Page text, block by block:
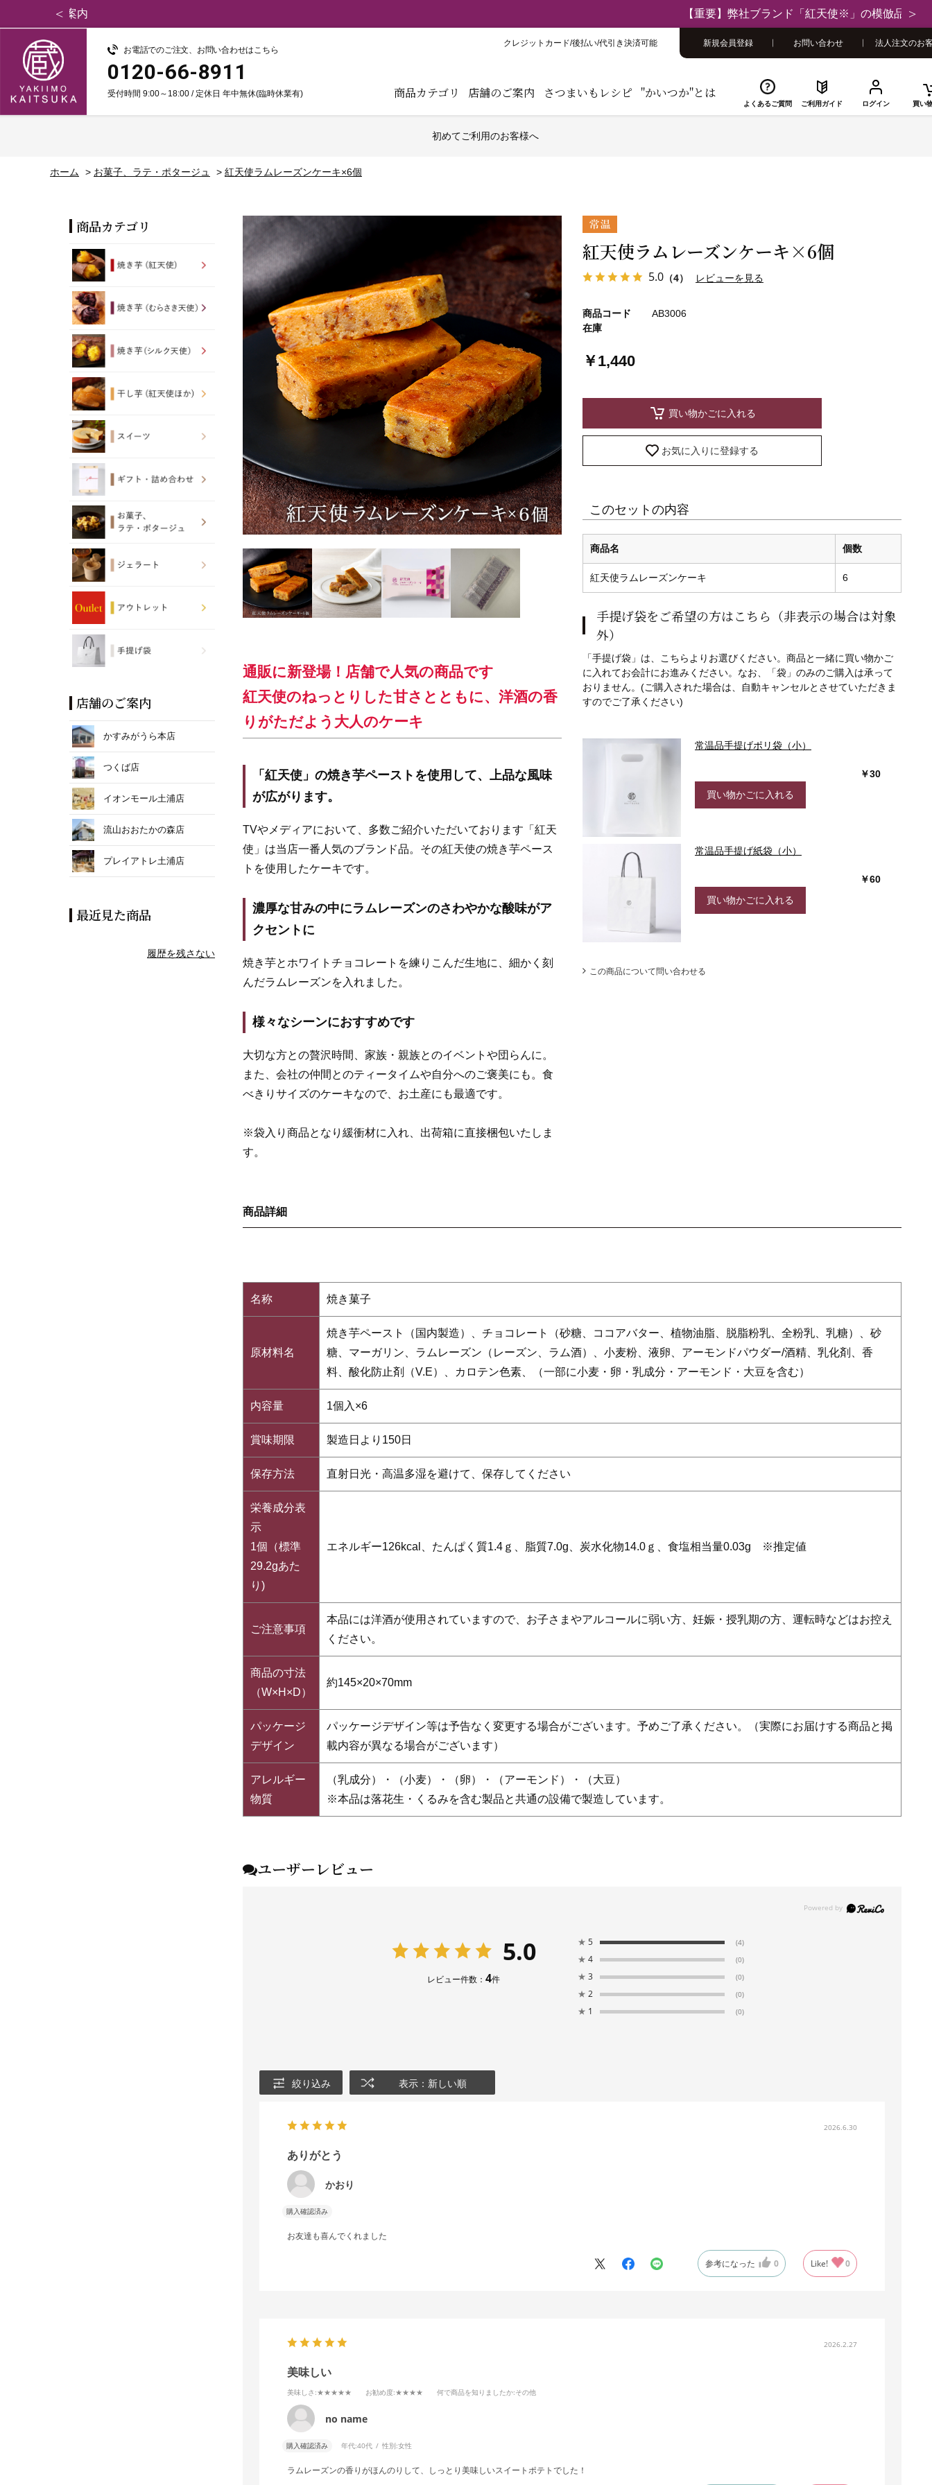
お電話でのご注文、お問い合わせはこちら
0120-66-8911
受付時間 9:00～18:00 / 定休日 年中無休(臨時休業有) 商品カテゴリ 店舗のご案内 さつまいもレシピ "かいつか"とは
よくあるご質問 ご利用ガイド ログイン 買い
クレジットカード/後払い/代引き決済可能 新規会員登録 お問い合わせ 法人注文のお
初めてご利用のお客様へ
ホーム > お菓子、ラテ・ポタージュ > 紅天使ラムレーズンケーキ×6個
商品カテゴリ
店舗のご案内
かすみがうら本店
つくば店
イオンモール土浦店
流山おおたかの森店
プレイアトレ土浦店
最近見た商品
履歴を残さない
通販に新登場！店舗で人気の商品です
紅天使のねっとりした甘さとともに、洋酒の香
りがただよう大人のケーキ
「紅天使」の焼き芋ペーストを使用して、上品な風味
が広がります。
TVやメディアにおいて、多数ご紹介いただいております「紅天
使」は当店一番人気のブランド品。その紅天使の焼き芋ペース
トを使用したケーキです。
濃厚な甘みの中にラムレーズンのさわやかな酸味がア
クセントに
焼き芋とホワイトチョコレートを練りこんだ生地に、細かく刻
んだラムレーズンを入れました。
様々なシーンにおすすめです
大切な方との贅沢時間、家族・親族とのイベントや団らんに。
また、会社の仲間とのティータイムや自分へのご褒美にも。食
べきりサイズのケーキなので、お土産にも最適です。
※袋入り商品となり緩衝材に入れ、出荷箱に直接梱包いたしま
す。
紅天使ラムレーズンケーキ×6個
5.0 （4） レビューを見る
￥1,440
商品コード
AB3006
在庫
買い物かごに入れる
このセットの内容
商品名 個数
紅天使ラムレーズンケーキ 6
手提げ袋をご希望の方はこちら（非表示の場合は対象
外）
「手提げ袋」 は、こちらよりお選びください。 商品と一緒に買い物かご
に入れてお会計にお進みください。なお、「袋」 のみのご購入は承って
おりません。(ご購入された場合は、自動キャンセルとさせていただきま
すのでご了承ください)
常温品手提げポリ袋（小）
￥30
買い物かごに入れる
常温品手提げ紙袋（小）
￥60
買い物かごに入れる
この商品について問い合わせる
お気に入りに登録する
商品詳細
名称 焼き菓子
原材料名
焼き芋ペースト（国内製造）、チョコレート（砂糖、ココアバター、植物油脂、脱脂粉乳、全粉乳、乳糖）、砂
糖、マーガリン、ラムレーズン（レーズン、ラム酒）、小麦粉、液卵、アーモンドパウダー/酒精、乳化剤、香
料、酸化防止剤（V.E）、カロテン色素、（一部に小麦・卵・乳成分・アーモンド・大豆を含む）
内容量 1個入×6
賞味期限 製造日より150日
保存方法 直射日光・高温多湿を避けて、保存してください
栄養成分表
示
1個（標準
29.2gあた
り)
エネルギー126kcal、たんぱく質1.4ｇ、脂質7.0g、炭水化物14.0ｇ、食塩相当量0.03g ※推定値
ご注意事項
本品には洋酒が使用されていますので、お子さまやアルコールに弱い方、妊娠・授乳期の方、運転時などはお控え
ください。
商品の寸法
（W×H×D）
約145×20×70mm
パッケージ
デザイン
パッケージデザイン等は予告なく変更する場合がございます。予めご了承ください。（実際にお届けする商品と掲
載内容が異なる場合がございます）
アレルギー
物質
（乳成分）・（小麦）・（卵）・（アーモンド）・（大豆）
※本品は落花生・くるみを含む製品と共通の設備で製造しています。
ユーザーレビュー
5.0
レビュー件数： 4件
★ 5 (4)
★ 4 (0)
★ 3 (0)
★ 2 (0)
★ 1 (0)
絞り込み 表示：新しい順
2026.6.30
ありがとう
かおり
購入確認済み
お友達も喜んでくれました
参考になった 0 Like! 0
2026.2.27
美味しい
美味しさ :★★★★★ お勧め度:★★★★ 何で商品を知りましたか:その他
no name
購入確認済み 年代:40代 性別:女性
ラムレーズンの香りがほんのりして、しっとり美味しいスイートポテトでした！